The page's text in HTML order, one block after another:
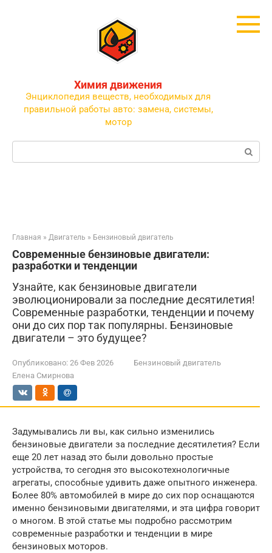
Химия движения
Энциклопедия веществ, необходимых для
правильной работы авто: замена, системы,
мотор
Поиск:
Главная » Двигатель » Бензиновый двигатель
Современные бензиновые двигатели:
разработки и тенденции
Узнайте, как бензиновые двигатели
эволюционировали за последние десятилетия!
Современные разработки, тенденции и почему
они до сих пор так популярны. Бензиновые
двигатели – это будущее?
Опубликовано: 26 Фев 2026
Бензиновый двигатель
Елена Смирнова
Задумывались ли вы, как сильно изменились
бензиновые двигатели за последние десятилетия? Если
еще 20 лет назад это были довольно простые
устройства, то сегодня это высокотехнологичные
агрегаты, способные удивить даже опытного инженера.
Более 80% автомобилей в мире до сих пор оснащаются
именно бензиновыми двигателями, и эта цифра говорит
о многом. В этой статье мы подробно рассмотрим
современные разработки и тенденции в мире
бензиновых моторов.